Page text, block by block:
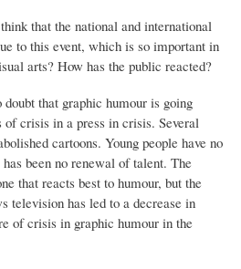
that the national and international
to this event, which is so important in
arts? How has the public reacted?
that graphic humour is going
crisis in a press in crisis. Several
cartoons. Young people have no
been no renewal of talent. The
that reacts best to humour, but the
television has led to a decrease in
of crisis in graphic humour in the